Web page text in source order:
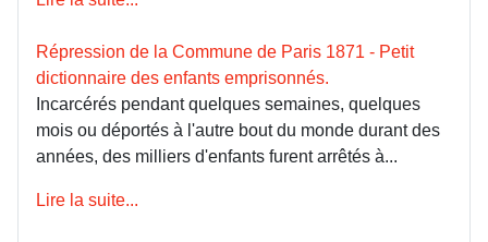
Répression de la Commune de Paris 1871 - Petit
dictionnaire des enfants emprisonnés.
Incarcérés pendant quelques semaines, quelques
mois ou déportés à l'autre bout du monde durant des
années, des milliers d'enfants furent arrêtés à...
Lire la suite...